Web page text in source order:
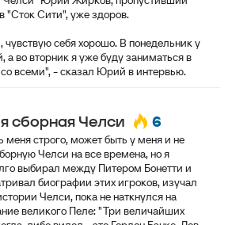
"Сток Сити", уже здоров.
себя хорошо. В понедельник у
во вторник я уже буду заниматься в
сборная Челси 6
меня строго, может быть у меня и не
Челси на все времена, но я
выбирал между Питером Бонетти и
биографии этих игроков, изучал
Челси, пока не наткнулся на
великого Пеле: "Три величайших